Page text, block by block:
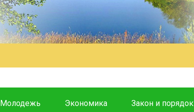
Молодежь Экономика Закон и порядок